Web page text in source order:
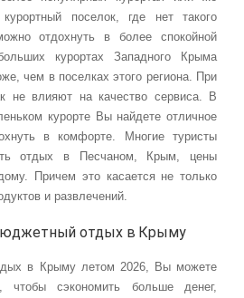
поселок, где нет такого
отдохнуть в более спокойной
курортах Западного Крыма
чем в поселках этого региона. При
не влияют на качество сервиса. В
курорте Вы найдете отличное
в комфорте. Многие туристы
отдых в Песчаном, Крым, цены
Причем это касается не только
и развлечений.
отдых в Крыму
в Крыму летом 2026, Вы можете
чтобы сэкономить больше денег,